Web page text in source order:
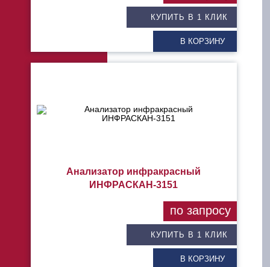
КУПИТЬ В 1 КЛИК
В КОРЗИНУ
Анализатор инфракрасный
ИНФРАСКАН-3151
КУПИТЬ В 1 КЛИК
В КОРЗИНУ
по запросу